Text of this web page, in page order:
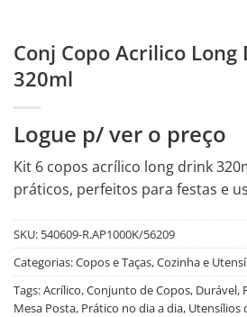
Conj Copo Acrilico Long
320ml
Logue p/ ver o preço
Kit 6 copos acrílico long drink
práticos, perfeitos para festas e
SKU: 540609-R.AP1000K/56209
Categorias:Copos e Taças,Cozinha e
Tags:Acrílico,Conjunto de Copos, Durável,
Mesa Posta, Prático no dia a dia, Utensílios